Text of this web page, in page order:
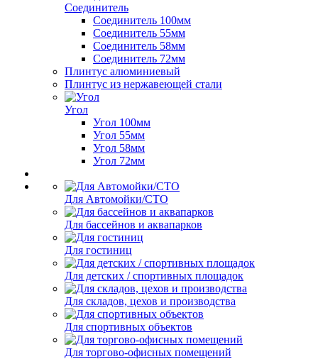
Соединитель
Соединитель 100мм
Соединитель 55мм
Соединитель 58мм
Соединитель 72мм
Плинтус алюминиевый
Плинтус из нержавеющей стали
Угол
Угол 100мм
Угол 55мм
Угол 58мм
Угол 72мм
Для Автомойки/СТО
Для бассейнов и аквапарков
Для гостиниц
Для детских / спортивных площадок
Для складов, цехов и производства
Для спортивных объектов
Для торгово-офисных помещений